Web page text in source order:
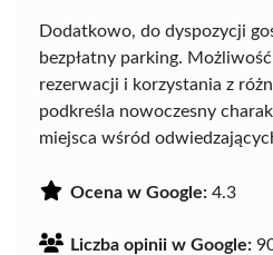
Dodatkowo, do dyspozycji
bezpłatny parking.
rezerwacji i korzystania z
podkreśla nowoczesny
miejsca wśród
Ocena w Google: 4.3
Liczba opinii w Google: